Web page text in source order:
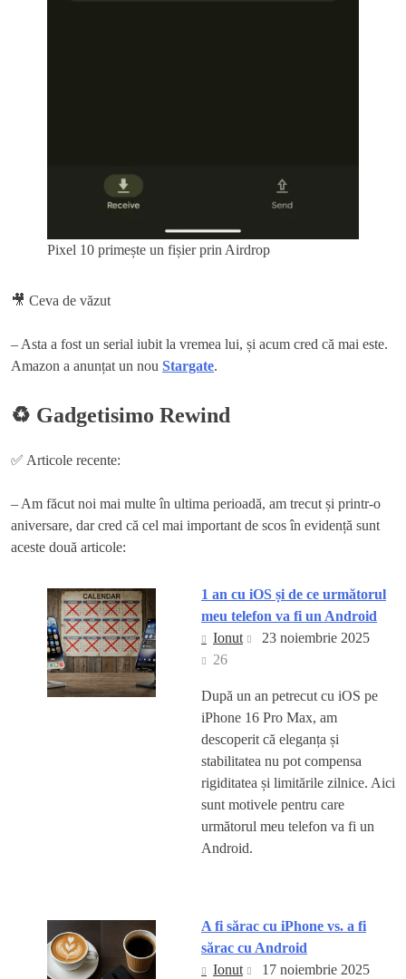
Pixel 10 primește un fișier prin Airdrop
🎥 Ceva de văzut
– Asta a fost un serial iubit la vremea lui, și acum cred că mai este.
Amazon a anunțat un nou Stargate.
♻️ Gadgetisimo Rewind
✅ Articole recente:
– Am făcut noi mai multe în ultima perioadă, am trecut și printr-o
aniversare, dar cred că cel mai important de scos în evidență sunt
aceste două articole:
1 an cu iOS și de ce următorul
meu telefon va fi un Android
Ionut
23 noiembrie 2025
26
După un an petrecut cu iOS pe
iPhone 16 Pro Max, am
descoperit că eleganța și
stabilitatea nu pot compensa
rigiditatea și limitările zilnice. Aici
sunt motivele pentru care
următorul meu telefon va fi un
Android.
A fi sărac cu iPhone vs. a fi
sărac cu Android
Ionut
17 noiembrie 2025